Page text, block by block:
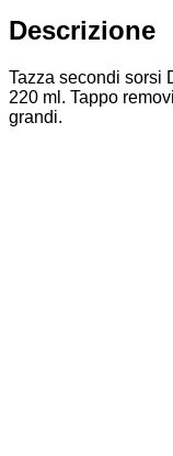
Descrizione
Tazza secondi sorsi
220 ml. Tappo
grandi.